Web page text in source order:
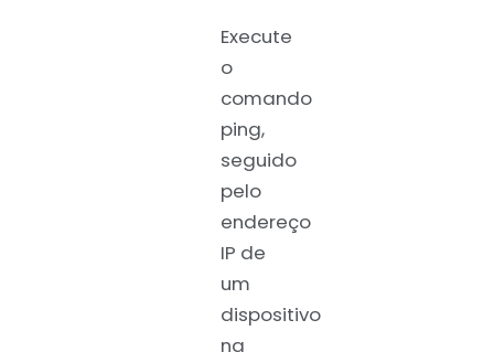
Execute
o
comando
ping,
seguido
pelo
endereço
IP de
um
dispositivo
na